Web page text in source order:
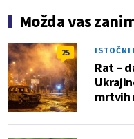
Možda vas
25 ISTOČNI
Rat –
mrtvih